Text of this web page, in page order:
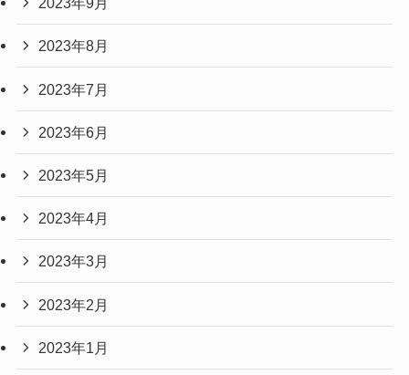
2023年8月
2023年7月
2023年6月
2023年5月
2023年4月
2023年3月
2023年2月
2023年1月